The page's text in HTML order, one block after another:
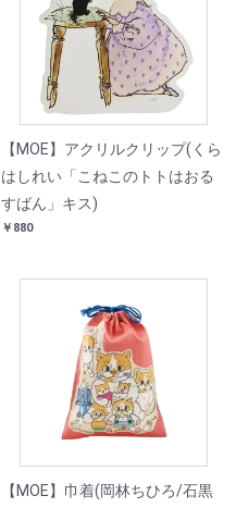
【MOE】アクリルクリップ(くら
はしれい「こねこのトトはおる
すばん」キス)
￥880
【MOE】巾着(岡林ちひろ/石黒